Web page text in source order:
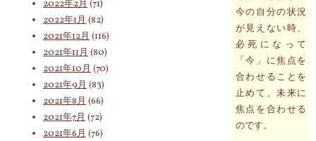
今の自分の状況
が見えない時、
必死になって
「今」に焦点を
合わせることを
止めて、未来に
焦点を合わせる
のです。
2022年2月 (71)
2022年1月 (82)
2021年12月 (116)
2021年11月 (80)
2021年10月 (70)
2021年9月 (83)
2021年8月 (66)
2021年7月 (72)
2021年6月 (76)